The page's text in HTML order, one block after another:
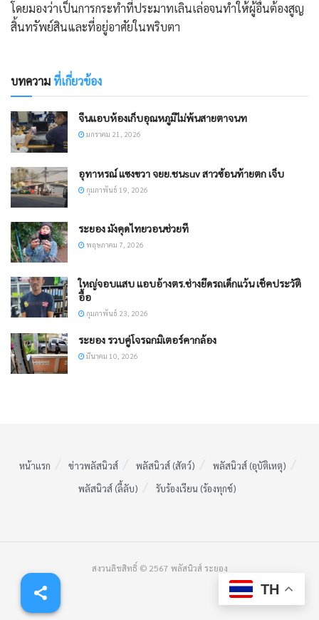
โดยมองว่าเป็นการกระทำที่ประมาทเลินเล่อจนทำให้ผู้อื่นต้องสูญ
สิ้นทรัพย์สินและที่อยู่อาศัยในพริบตา
บทความที่เกี่ยวข้อง
จีนแอบห้องเก็บอุณหภูมิไม่พ้นสายตาจนท
มกราคม 21, 2026
อุทาหรณ์ แซงขวา จยย.ชนsuv สาวซ้อนท้ายตก เจ็บ
กุมภาพันธ์ 19, 2026
ระยอง มังคุดไทยวอนช่วยที
พฤษภาคม 7, 2026
ใหญ่จอบแสบ แอบอ้างตร.ช่างยึดรถเด็กแว้น เช็คประวัติ
อื้อ
กุมภาพันธ์ 23, 2026
ระยอง รวบคู่โจรฉกมิเตอร์คากล้อง
มีนาคม 10, 2026
หน้าแรก ข่าวพลัสนิวส์ พลัสนิวส์ (สัตว์)
พลัสนิวส์ (อุบัติเหตุ)
พลัสนิวส์ (ลี้ลับ)
รับร้องเรียน (ร้องทุกข์)
สงวนลิขสิทธิ์ © 2567 พลัสนิวส์ ระยอง
TH